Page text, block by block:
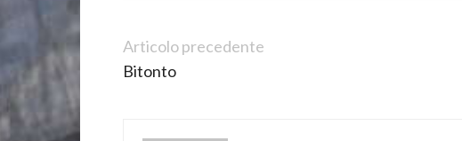
Articolo precedente
Bitonto